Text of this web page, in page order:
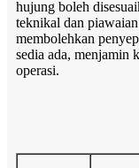
hujung boleh
teknikal dan
membolehkan
sedia ada, menjamin
operasi.